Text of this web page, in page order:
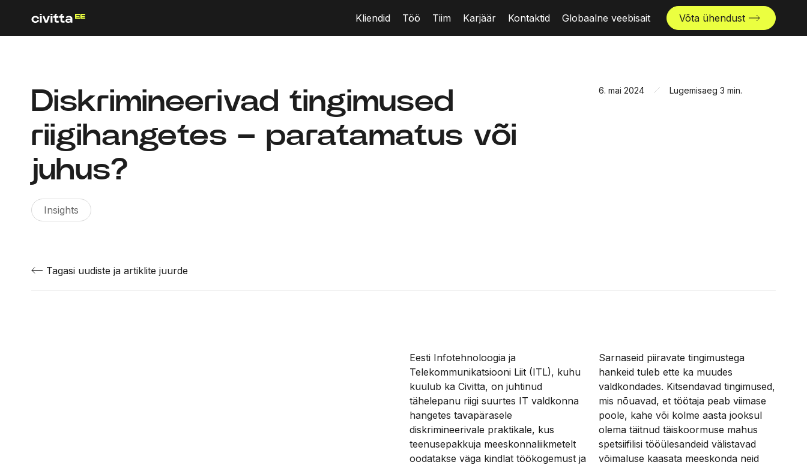
Kliendid Töö Tiim Karjäär Kontaktid Globaalne veebisait Võta ühendust
Diskrimineerivad tingimused
riigihangetes – paratamatus või
juhus?
Insights
6. mai 2024 Lugemisaeg 3 min.
Tagasi uudiste ja artiklite juurde
Eesti Infotehnoloogia ja
Telekommunikatsiooni Liit (ITL), kuhu
kuulub ka Civitta, on juhtinud
tähelepanu riigi suurtes IT valdkonna
hangetes tavapärasele
diskrimineerivale praktikale, kus
teenusepakkuja meeskonnaliikmetelt
oodatakse väga kindlat töökogemust ja
Sarnaseid piiravate tingimustega
hankeid tuleb ette ka muudes
valdkondades. Kitsendavad tingimused,
mis nõuavad, et töötaja peab viimase
poole, kahe või kolme aasta jooksul
olema täitnud täiskoormuse mahus
spetsiifilisi tööülesandeid välistavad
võimaluse kaasata meeskonda neid